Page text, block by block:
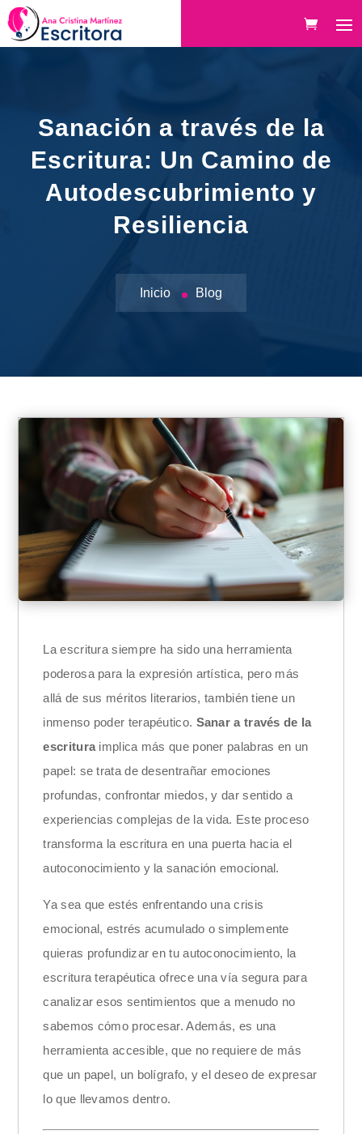
Sanación a través de la
Escritura: Un Camino de
Autodescubrimiento y
Resiliencia
Inicio Blog
La escritura siempre ha sido una herramienta
poderosa para la expresión artística, pero más
allá de sus méritos literarios, también tiene un
inmenso poder terapéutico. Sanar a través de la
escritura implica más que poner palabras en un
papel: se trata de desentrañar emociones
profundas, confrontar miedos, y dar sentido a
experiencias complejas de la vida. Este proceso
transforma la escritura en una puerta hacia el
autoconocimiento y la sanación emocional.
Ya sea que estés enfrentando una crisis
emocional, estrés acumulado o simplemente
quieras profundizar en tu autoconocimiento, la
escritura terapéutica ofrece una vía segura para
canalizar esos sentimientos que a menudo no
sabemos cómo procesar. Además, es una
herramienta accesible, que no requiere de más
que un papel, un bolígrafo, y el deseo de expresar
lo que llevamos dentro.